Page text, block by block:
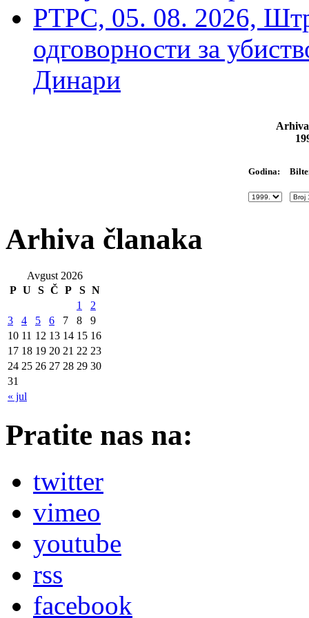
РТРС, 05. 08. 2026,
одговорности за
Динари
Godina:
Arhiva članaka
Avgust 2026
P U S Č P S N
« jul
1
2
3
4 5 6 7 8
9
10 11 12 13 14 15 16
17 18 19 20 21 22 23
24 25 26 27 28 29 30
31
Pratite nas na:
twitter
vimeo
youtube
rss
facebook